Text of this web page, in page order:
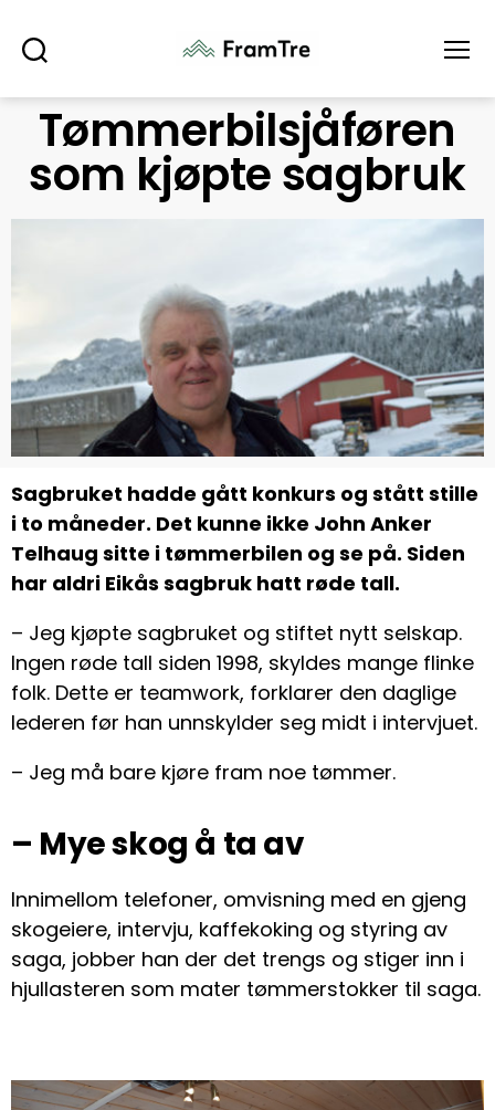
Tømmerbilsjåføren
som kjøpte sagbruk
Sagbruket hadde gått konkurs og stått stille
i to måneder. Det kunne ikke John Anker
Telhaug sitte i tømmerbilen og se på. Siden
har aldri Eikås sagbruk hatt røde tall.
– Jeg kjøpte sagbruket og stiftet nytt selskap.
Ingen røde tall siden 1998, skyldes mange flinke
folk. Dette er teamwork, forklarer den daglige
lederen før han unnskylder seg midt i intervjuet.
– Jeg må bare kjøre fram noe tømmer.
– Mye skog å ta av
Innimellom telefoner, omvisning med en gjeng
skogeiere, intervju, kaffekoking og styring av
saga, jobber han der det trengs og stiger inn i
hjullasteren som mater tømmerstokker til saga.